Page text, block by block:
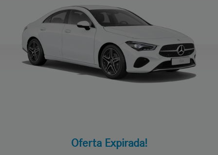
Oferta Expirada!